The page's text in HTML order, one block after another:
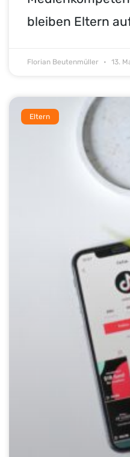
bleiben Eltern
Florian Beutenmüller 13.
Eltern